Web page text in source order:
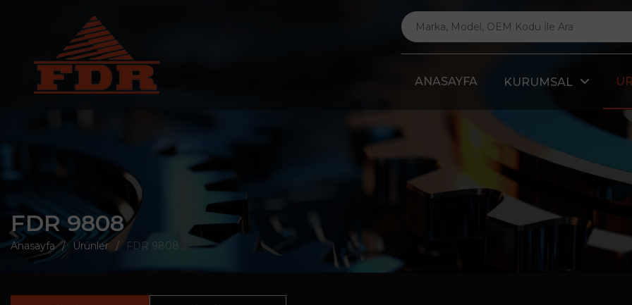
ANASAYFA KURUMSAL
FDR 9808
Anasayfa Ürünler FDR 9808